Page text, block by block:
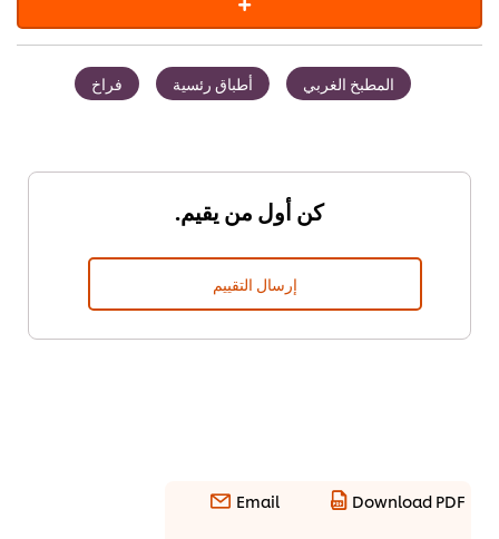
المطبخ الغربي أطباق رئسية فراخ
كن أول من يقيم.
إرسال التقييم
Download PDF
Email